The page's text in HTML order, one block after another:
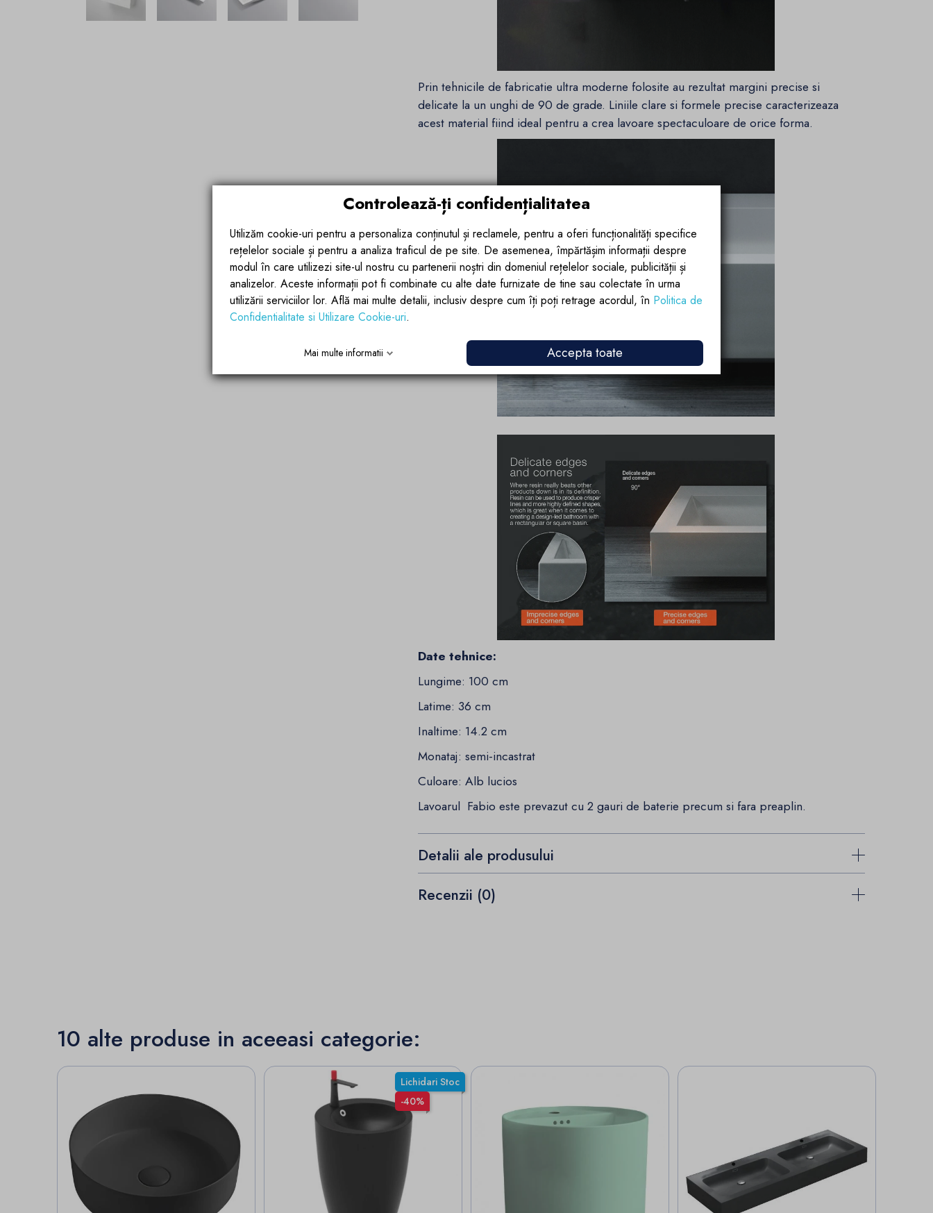
Prin tehnicile de fabricatie ultra moderne folosite au rezultat margini precise si
delicate la un unghi de 90 de grade. Liniile clare si formele precise caracterizeaza
acest material fiind ideal pentru a crea lavoare spectaculoare de orice forma.
Date tehnice:
Lungime: 100 cm
Latime: 36 cm
Inaltime: 14.2 cm
Monataj: semi-incastrat
Culoare: Alb lucios
Lavoarul Fabio este prevazut cu 2 gauri de baterie precum si fara preaplin.
Detalii ale produsului
Recenzii (0)
10 alte produse in aceeasi categorie:
Lichidari Stoc
-40%
Controlează-ți confidențialitatea
Utilizăm cookie-uri pentru a personaliza conținutul și reclamele, pentru a oferi funcționalități specifice
rețelelor sociale și pentru a analiza traficul de pe site. De asemenea, împărtășim informații despre
modul în care utilizezi site-ul nostru cu partenerii noștri din domeniul rețelelor sociale, publicității și
analizelor. Aceste informații pot fi combinate cu alte date furnizate de tine sau colectate în urma
utilizării serviciilor lor. Află mai multe detalii, inclusiv despre cum îți poți retrage acordul, în Politica de
Confidentialitate si Utilizare Cookie-uri.
Mai multe informatii Accepta toate